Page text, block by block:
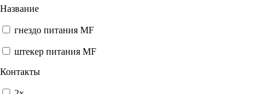
Название
гнездо питания MF
штекер питания MF
Контакты